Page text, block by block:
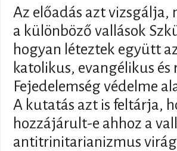
Az előadás azt
a különböző vallások
hogyan léteztek együtt
katolikus, evangélikus
Fejedelemség védelme
A kutatás azt is feltárja,
hozzájárult-e ahhoz a
antitrinitarianizmus